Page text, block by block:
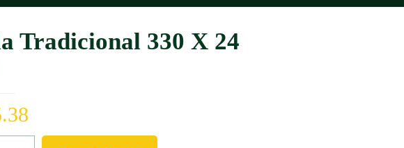
Tradicional 330 X 24